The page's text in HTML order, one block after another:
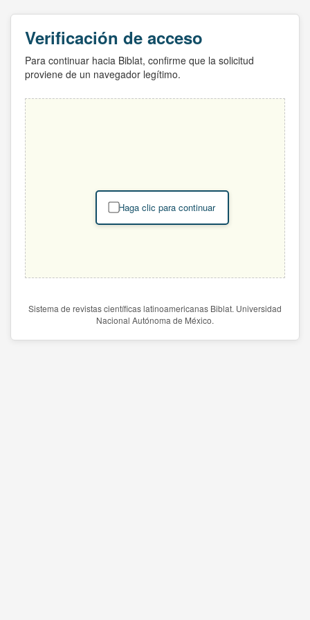
Verificación de acceso
Para continuar hacia Biblat, confirme que la solicitud
proviene de un navegador legítimo.
Haga clic para continuar
Sistema de revistas científicas latinoamericanas Biblat. Universidad
Nacional Autónoma de México.